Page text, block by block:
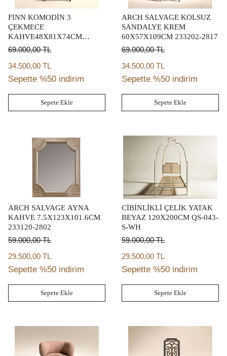
FINN KOMODİN 3
ÇEKMECE
KAHVE48X81X74CM
313142-2803
69.000,00TL
34.500,00 TL
Sepette %50 indirim
Sepete Ekle
ARCH SALVAGE KOLSUZ
SANDALYE KREM
60X57X109CM 233202-2817
69.000,00TL
34.500,00 TL
Sepette %50 indirim
Sepete Ekle
ARCH SALVAGE AYNA
KAHVE 7.5X123X101.6CM
233120-2802
59.000,00TL
29.500,00 TL
Sepette %50 indirim
Sepete Ekle
CİBİNLİKLİ ÇELİK YATAK
BEYAZ 120X200CM QS-043-
S-WH
59.000,00TL
29.500,00 TL
Sepette %50 indirim
Sepete Ekle